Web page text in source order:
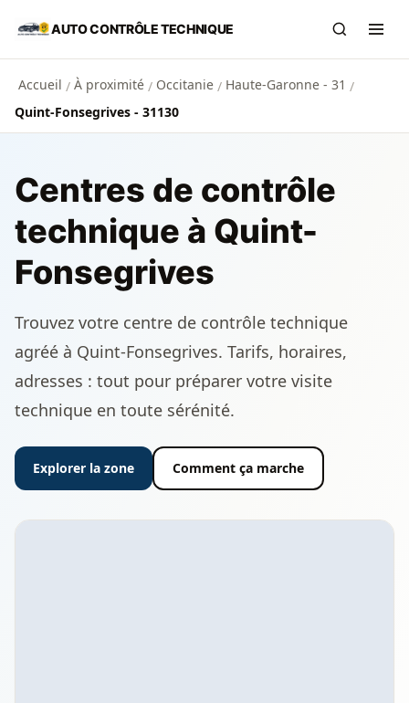
Aller au contenu principal
AUTO CONTRÔLE TECHNIQUE
Accueil / À proximité / Occitanie / Haute-Garonne - 31 /
Quint-Fonsegrives - 31130
Centres de contrôle
technique à Quint-
Fonsegrives
Trouvez votre centre de contrôle technique
agréé à Quint-Fonsegrives. Tarifs, horaires,
adresses : tout pour préparer votre visite
technique en toute sérénité.
Explorer la zone Comment ça marche